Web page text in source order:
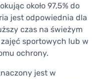
około 97,5% do
jest odpowiednia dla
czas na świeżym
sportowych lub w
ochrony.
jest w